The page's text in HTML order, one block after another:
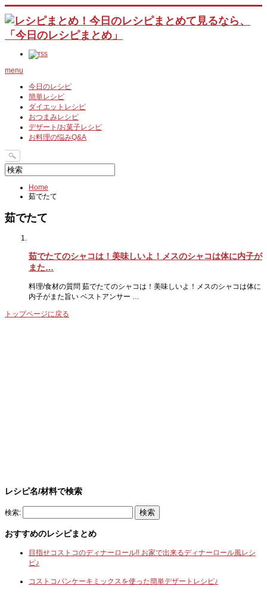
menu
今日のレシピ
簡単レシピ
ダイエットレシピ
おつまみレシピ
デザート/お菓子レシピ
お料理の悩みQ&A
Home
茹でたて
茹でたて
茹でたてのシャコは！美味しいよ！メスのシャコは体に内子が
また…
料理/食材の質問 茹でたてのシャコは！美味しいよ！メスのシャコは体に
内子がまた旨い ベストアンサー …
トップページに戻る
レシピ名/材料で検索
検索:
おすすめのレシピまとめ
目指せコストコのディナーロール!! お家で出来るディナーロール風レシ
ピ♪
コストコパンケーキミックスを使った簡単デザートレシピ♪